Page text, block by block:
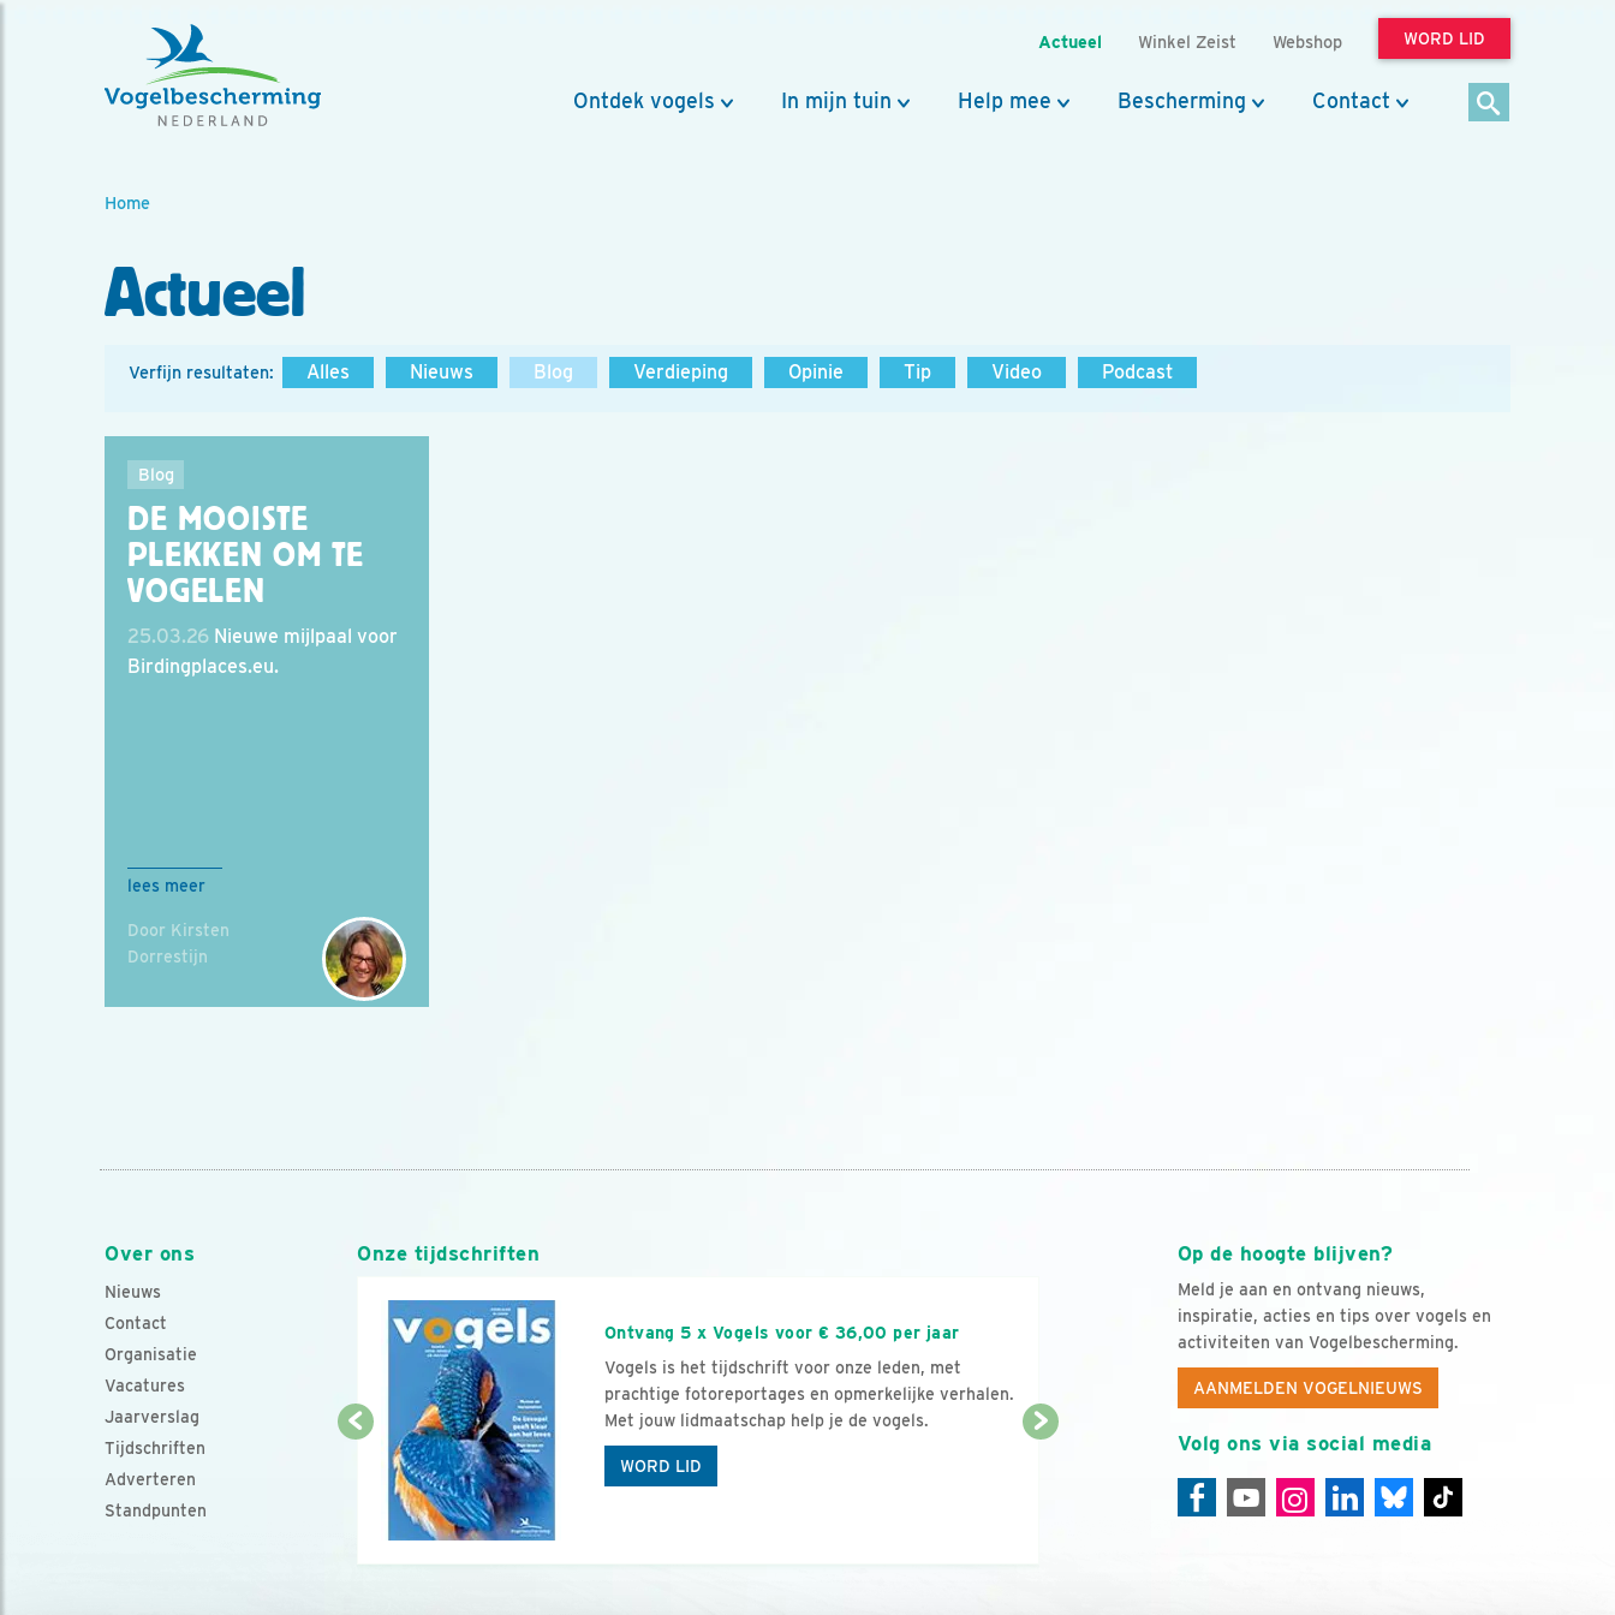
Actueel Winkel Zeist Webshop WORD LID
Ontdek vogels In mijn tuin Help mee Bescherming Contact
Home
Actueel
Verfijn resultaten: Alles Nieuws Blog Verdieping Opinie Tip Video Podcast
Blog
DE MOOISTE
PLEKKEN OM TE
VOGELEN
25.03.26 Nieuwe mijlpaal voor
Birdingplaces.eu.
lees meer
Door Kirsten
Dorrestijn
Over ons
Nieuws
Contact
Organisatie
Vacatures
Jaarverslag
Tijdschriften
Adverteren
Standpunten
Op de hoogte blijven?
Meld je aan en ontvang nieuws,
inspiratie, acties en tips over vogels en
activiteiten van Vogelbescherming.
AANMELDEN VOGELNIEUWS
Volg ons via social media
Onze tijdschriften
Ontvang 5 x Vogels voor € 36,00 per jaar
Vogels is het tijdschrift voor onze leden, met
prachtige fotoreportages en opmerkelijke verhalen.
Met jouw lidmaatschap help je de vogels.
WORD LID